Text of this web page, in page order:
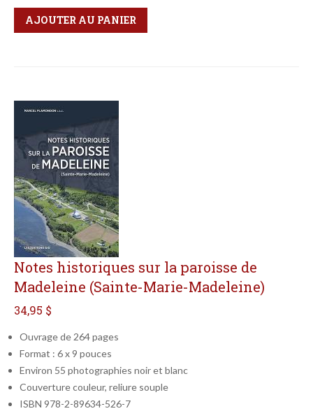
Qté
Format
AJOUTER AU PANIER
Notes historiques sur la paroisse de
Madeleine (Sainte-Marie-Madeleine)
34,95 $
Ouvrage de 264 pages
Format : 6 x 9 pouces
Environ 55 photographies noir et blanc
Couverture couleur, reliure souple
ISBN 978-2-89634-526-7